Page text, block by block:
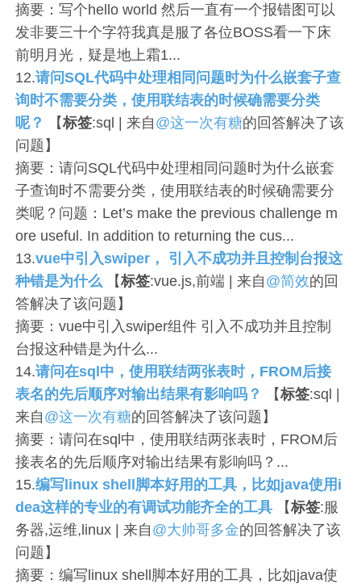
摘要：写个hello world 然后一直有一个报错图可以
发非要三十个字符我真是服了各位BOSS看一下床
前明月光，疑是地上霜1...
12.请问SQL代码中处理相同问题时为什么嵌套子查
询时不需要分类，使用联结表的时候确需要分类
呢？
【标签:sql | 来自 @这一次有糖的回答解决了该
问题】
摘要：请问SQL代码中处理相同问题时为什么嵌套
子查询时不需要分类，使用联结表的时候确需要分
类呢？问题：Let’s make the previous challenge m
ore useful. In addition to returning the cus...
13.vue中引入swiper， 引入不成功并且控制台报这
种错是为什么 【标签:vue.js,前端 | 来自 @简效的回
答解决了该问题】
摘要：vue中引入swiper组件 引入不成功并且控制
台报这种错是为什么...
14.请问在sql中，使用联结两张表时，FROM后接
表名的先后顺序对输出结果有影响吗？
【标签:sql |
来自 @这一次有糖的回答解决了该问题】
摘要：请问在sql中，使用联结两张表时，FROM后
接表名的先后顺序对输出结果有影响吗？...
15.编写linux shell脚本好用的工具，比如java使用i
dea这样的专业的有调试功能齐全的工具 【标签:服
务器,运维,linux | 来自 @大帅哥多金的回答解决了该
问题】
摘要：编写linux shell脚本好用的工具，比如java使